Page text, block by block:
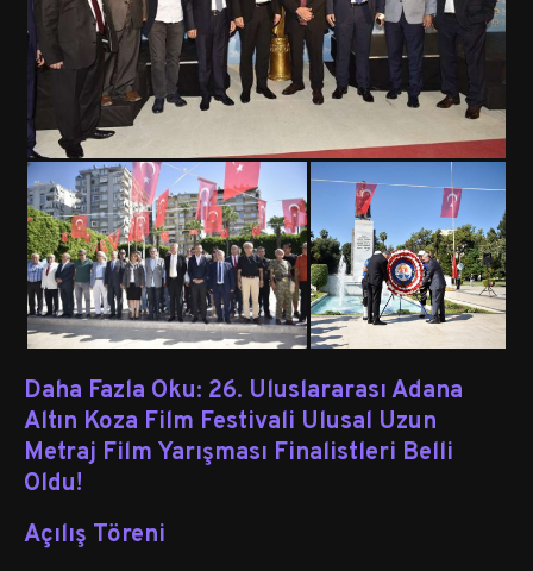
Daha Fazla Oku: 26. Uluslararası Adana
Altın Koza Film Festivali Ulusal Uzun
Metraj Film Yarışması Finalistleri Belli
Oldu!
Açılış Töreni